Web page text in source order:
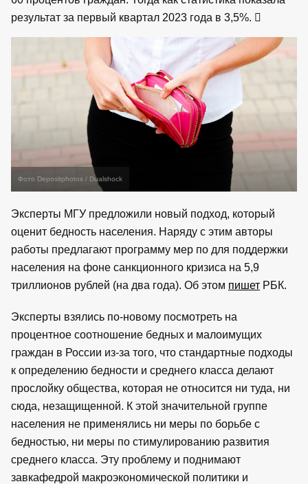
результат за первый квартал 2023 года в 3,5%.
Фото Depositphotos / Dualshock
Эксперты МГУ предложили новый подход, который
оценит бедность населения. Наряду с этим авторы
работы предлагают программу мер по для поддержки
населения на фоне санкционного кризиса на 5,9
триллионов рублей (на два года). Об этом пишет РБК.
Эксперты взялись по-новому посмотреть на
процентное соотношение бедных и малоимущих
граждан в России из-за того, что стандартные подходы
к определению бедности и среднего класса делают
прослойку общества, которая не относится ни туда, ни
сюда, незащищенной. К этой значительной группе
населения не применялись ни меры по борьбе с
бедностью, ни меры по стимулированию развития
среднего класса. Эту проблему и поднимают
завкафедрой макроэкономической политики и